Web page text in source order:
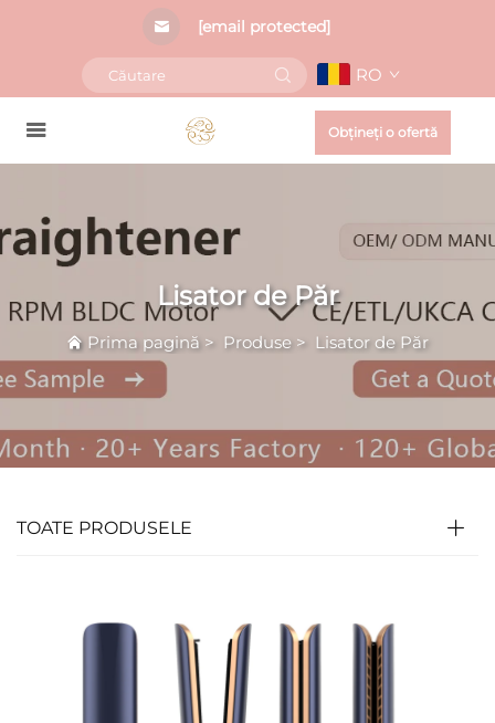
[email protected]
RO
Obțineți o ofertă
Lisator de Păr
Prima pagină > Produse > Lisator de Păr
TOATE PRODUSELE